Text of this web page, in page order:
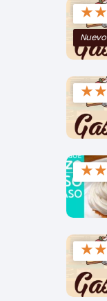
★★
Nuevo
★★
★★
★★